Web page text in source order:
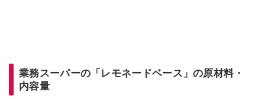
業務スーパーの「レモネードベース」の原材料・
内容量